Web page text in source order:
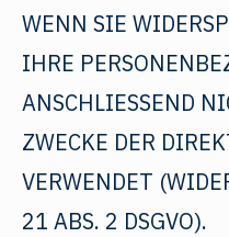
WENN SIE
IHRE
ANSCHLIESSEND
ZWECKE DER
VERWENDET
21 ABS. 2 DSGVO).